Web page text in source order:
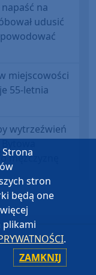
na
udusić
miejscowości
55-letnia
wytrzeźwień
stron
będą one
plikami
.
ZAMKNIJ